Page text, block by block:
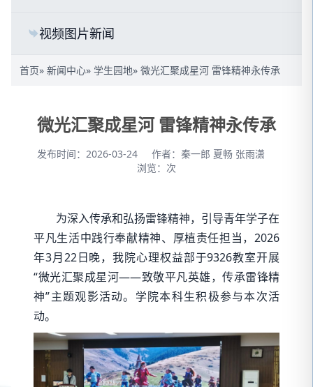
视频图片新闻
首页» 新闻中心» 学生园地» 微光汇聚成星河 雷锋精神永传承
微光汇聚成星河 雷锋精神永传承
发布时间：2026-03-24
作者：秦一郎 夏畅 张雨潇
浏览： 次
为深入传承和弘扬雷锋精神，引导青年学子在
平凡生活中践行奉献精神、厚植责任担当，2026
年3月22日晚，我院心理权益部于9326教室开展
“微光汇聚成星河——致敬平凡英雄，传承雷锋精
神”主题观影活动。学院本科生积极参与本次活
动。